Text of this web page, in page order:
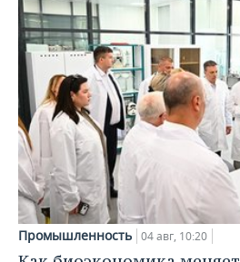
Промышленность 04 авг, 10:20